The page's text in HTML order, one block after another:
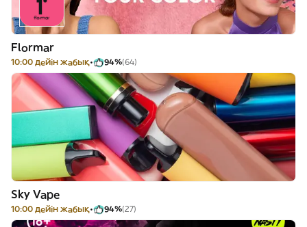
Flormar
10:00 дейін жабық 94%(64)
Sky Vape
10:00 дейін жабық 94%(27)